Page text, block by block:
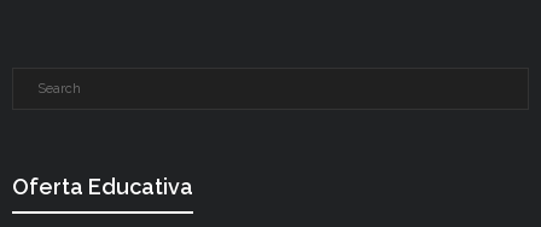
Oferta Educativa